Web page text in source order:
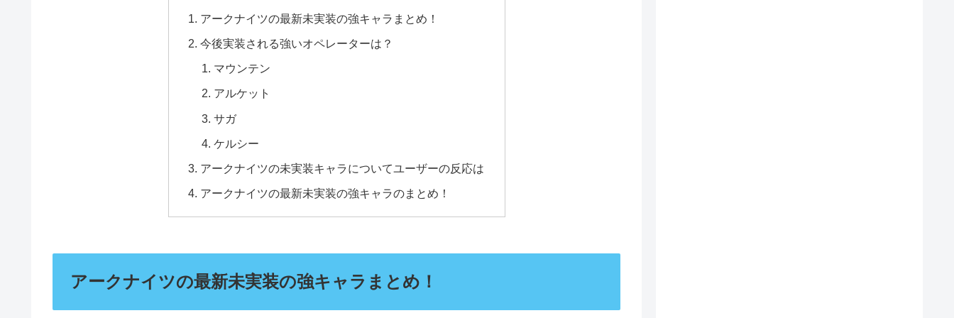
アークナイツの最新未実装の強キャラまとめ！
今後実装される強いオペレーターは？
マウンテン
アルケット
サガ
ケルシー
アークナイツの未実装キャラについてユーザーの反応は
アークナイツの最新未実装の強キャラのまとめ！
アークナイツの最新未実装の強キャラまとめ！